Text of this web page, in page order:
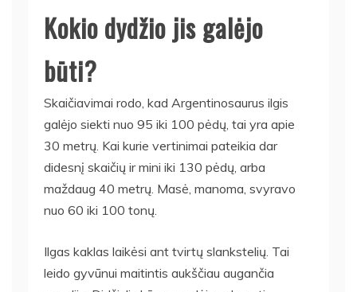
Kokio dydžio jis galėjo
būti?
Skaičiavimai rodo, kad Argentinosaurus ilgis
galėjo siekti nuo 95 iki 100 pėdų, tai yra apie
30 metrų. Kai kurie vertinimai pateikia dar
didesnį skaičių ir mini iki 130 pėdų, arba
maždaug 40 metrų. Masė, manoma, svyravo
nuo 60 iki 100 tonų.
Ilgas kaklas laikėsi ant tvirtų slankstelių. Tai
leido gyvūnui maitintis aukščiau augančia